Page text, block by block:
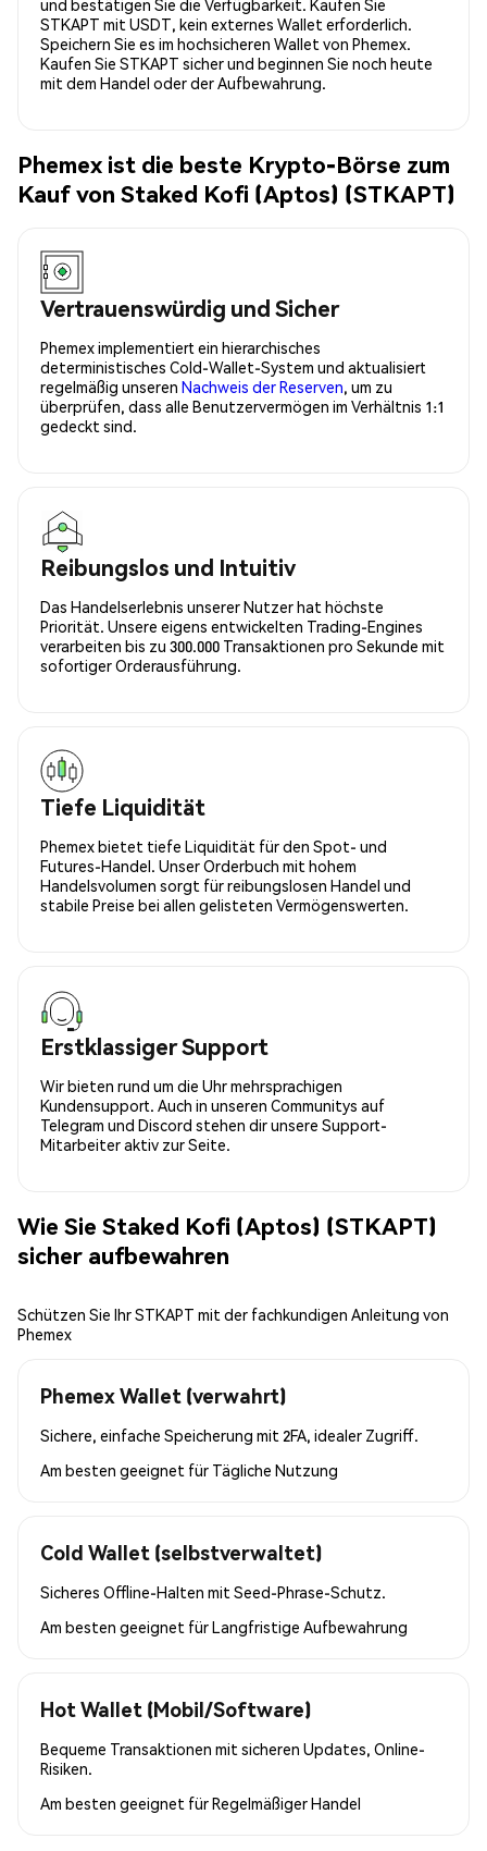
und bestätigen Sie die Verfügbarkeit. Kaufen Sie
STKAPT mit USDT, kein externes Wallet erforderlich.
Speichern Sie es im hochsicheren Wallet von Phemex.
Kaufen Sie STKAPT sicher und beginnen Sie noch heute
mit dem Handel oder der Aufbewahrung.
Phemex ist die beste Krypto-Börse zum
Kauf von Staked Kofi (Aptos) (STKAPT)
Vertrauenswürdig und Sicher
Phemex implementiert ein hierarchisches
deterministisches Cold-Wallet-System und aktualisiert
regelmäßig unseren Nachweis der Reserven, um zu
überprüfen, dass alle Benutzervermögen im Verhältnis 1:1
gedeckt sind.
Reibungslos und Intuitiv
Das Handelserlebnis unserer Nutzer hat höchste
Priorität. Unsere eigens entwickelten Trading-Engines
verarbeiten bis zu 300.000 Transaktionen pro Sekunde mit
sofortiger Orderausführung.
Tiefe Liquidität
Phemex bietet tiefe Liquidität für den Spot- und
Futures-Handel. Unser Orderbuch mit hohem
Handelsvolumen sorgt für reibungslosen Handel und
stabile Preise bei allen gelisteten Vermögenswerten.
Erstklassiger Support
Wir bieten rund um die Uhr mehrsprachigen
Kundensupport. Auch in unseren Communitys auf
Telegram und Discord stehen dir unsere Support-
Mitarbeiter aktiv zur Seite.
Wie Sie Staked Kofi (Aptos) (STKAPT)
sicher aufbewahren
Schützen Sie Ihr STKAPT mit der fachkundigen Anleitung von
Phemex
Phemex Wallet (verwahrt)
Sichere, einfache Speicherung mit 2FA, idealer Zugriff.
Am besten geeignet für Tägliche Nutzung
Cold Wallet (selbstverwaltet)
Sicheres Offline-Halten mit Seed-Phrase-Schutz.
Am besten geeignet fürLangfristige Aufbewahrung
Hot Wallet (Mobil/Software)
Bequeme Transaktionen mit sicheren Updates, Online-
Risiken.
Am besten geeignet fürRegelmäßiger Handel